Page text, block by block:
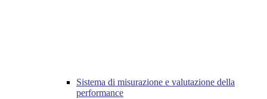
Sistema di misurazione e valutazione della
performance